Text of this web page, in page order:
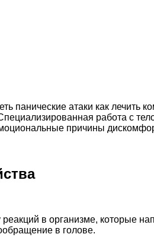
панические атаки как лечить
работа с
причины
в организме, которые
в голове.